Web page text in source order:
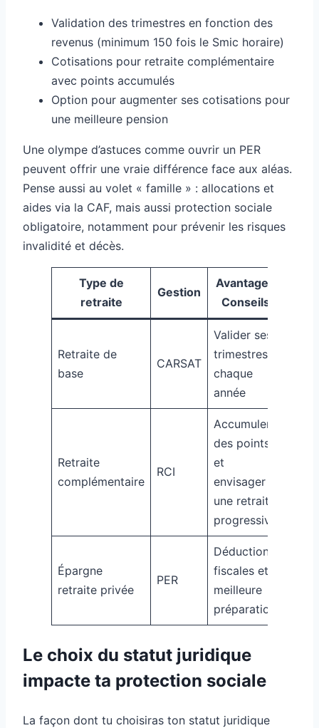
Validation des trimestres en fonction des
revenus (minimum 150 fois le Smic horaire)
Cotisations pour retraite complémentaire
avec points accumulés
Option pour augmenter ses cotisations pour
une meilleure pension
Une olympe d’astuces comme ouvrir un PER
peuvent offrir une vraie différence face aux aléas.
Pense aussi au volet « famille » : allocations et
aides via la CAF, mais aussi protection sociale
obligatoire, notamment pour prévenir les risques
invalidité et décès.
Type de
retraite
Gestion
Avantage /
Conseils
Retraite de
base
CARSAT
Valider ses
trimestres
chaque
année
Retraite
complémentaire
RCI
Accumuler
des points
et
envisager
une retraite
progressive
Épargne
retraite privée
PER
Déductions
fiscales et
meilleure
préparation
Le choix du statut juridique
impacte ta protection sociale
La façon dont tu choisiras ton statut juridique